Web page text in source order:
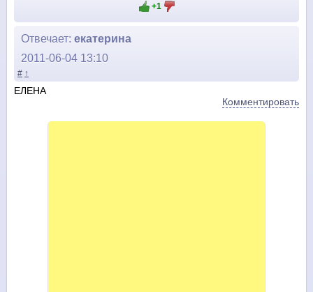
+1
Отвечает: екатерина
2011-06-04 13:10
# ↑
ЕЛЕНА
Комментировать